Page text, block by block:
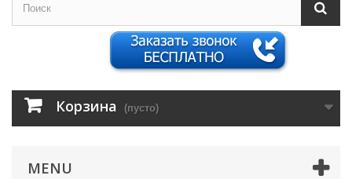
Корзина (пусто)
MENU
Оформление заказа ×
Имя*